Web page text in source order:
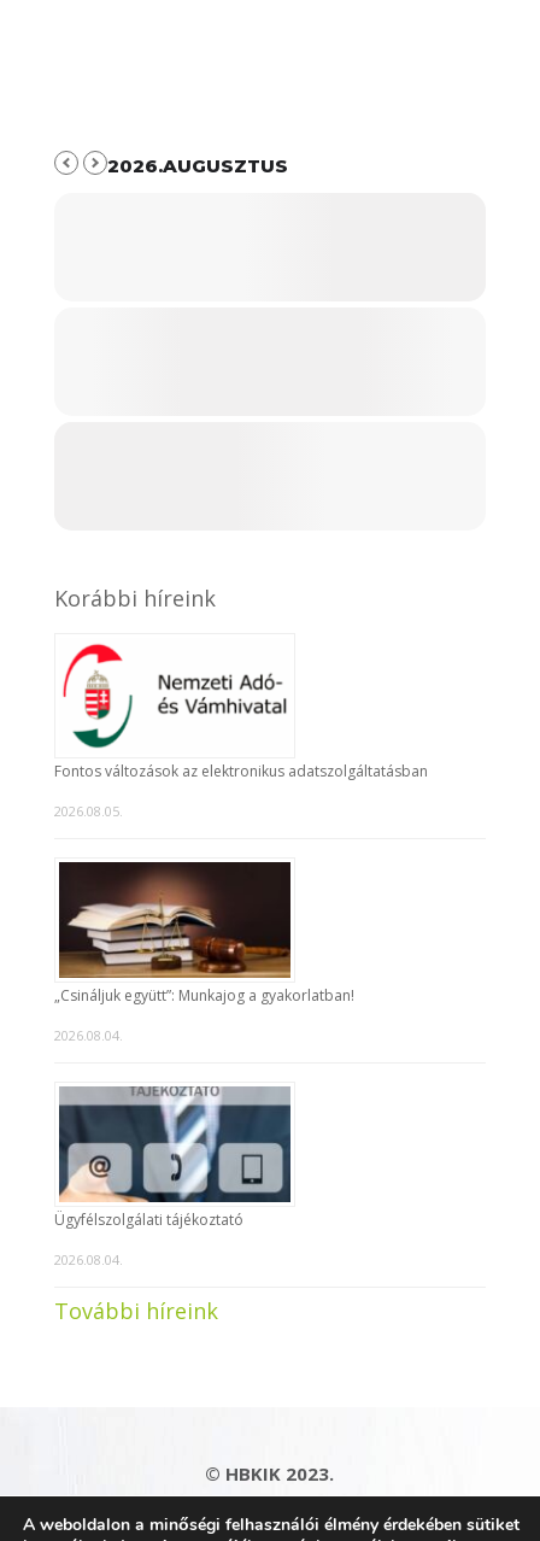
2026.AUGUSZTUS
Korábbi híreink
Fontos változások az elektronikus adatszolgáltatásban
2026.08.05.
„Csináljuk együtt”: Munkajog a gyakorlatban!
2026.08.04.
Ügyfélszolgálati tájékoztató
2026.08.04.
További híreink
© HBKIK 2023.
Adatkezelési tájékoztató|Impresszum|
Kapcsolat|Honlaptérkép
A weboldalon a minőségi felhasználói élmény érdekében sütiket